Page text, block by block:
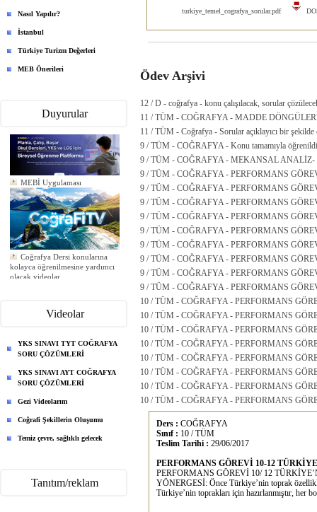
Nasıl Yapılır?
İstanbul
Türkiye Turizm Değerleri
MEB Önerileri
Duyurular
MEBİ Uygulaması
Coğrafya Dersi konularına
kolayca öğrenilmesine yardımcı
olacak videolar
Videolar
YKS SINAVI TYT COĞRAFYA
SORU ÇÖZÜMLERİ
YKS SINAVI AYT COĞRAFYA
SORU ÇÖZÜMLERİ
Gezi Videolarım
Coğrafi Şekillerin Oluşumu
Temiz çevre, sağlıklı gelecek
Tanıtım/reklam
turkiye_temel_cografya_sorular.pdf
Ödev Arşivi
12 / D - coğrafya - konu çalışılacak, sorular
11 / TÜM - COĞRAFYA - MADDE
11 / TÜM - Coğrafya - Sorular açıklayıcı bir şekilde
9 / TÜM - COĞRAFYA - Konu tamamıyla
9 / TÜM - COĞRAFYA - MEKANSAL ANALİZ-
9 / TÜM - COĞRAFYA - PERFORMANS
9 / TÜM - COĞRAFYA - PERFORMANS
9 / TÜM - COĞRAFYA - PERFORMANS
9 / TÜM - COĞRAFYA - PERFORMANS
9 / TÜM - COĞRAFYA - PERFORMANS
9 / TÜM - COĞRAFYA - PERFORMANS
9 / TÜM - COĞRAFYA - PERFORMANS
9 / TÜM - COĞRAFYA - PERFORMANS
9 / TÜM - COĞRAFYA - PERFORMANS
10 / TÜM - COĞRAFYA - PERFORMANS
10 / TÜM - COĞRAFYA - PERFORMANS
10 / TÜM - COĞRAFYA - PERFORMANS
10 / TÜM - COĞRAFYA - PERFORMANS
10 / TÜM - COĞRAFYA - PERFORMANS
10 / TÜM - COĞRAFYA - PERFORMANS
10 / TÜM - COĞRAFYA - PERFORMANS
10 / TÜM - COĞRAFYA - PERFORMANS
Ders : COĞRAFYA
Sınıf : 10 / TÜM
Teslim Tarihi : 29/06/2017
PERFORMANS GÖREVİ 10-12
PERFORMANS GÖREVİ 10/ 12
YÖNERGESİ: Önce Türkiye’nin toprak
Türkiye’nin toprakları için hazırlanmıştır, her